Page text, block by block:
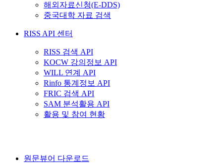
해외자료신청(E-DDS)
중국대학 자료 검색
RISS API 센터
RISS 검색 API
KOCW 강의정보 API
WILL 연계 API
Rinfo 통계정보 API
FRIC 검색 API
SAM 분석활용 API
활용 및 참여 현황
원문뷰어 다운로드